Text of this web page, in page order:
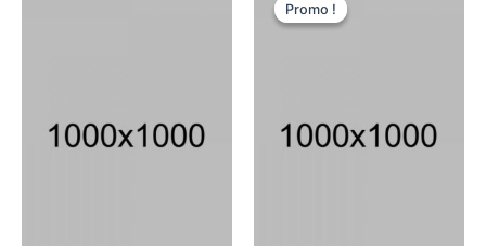
Promo !
Promo !